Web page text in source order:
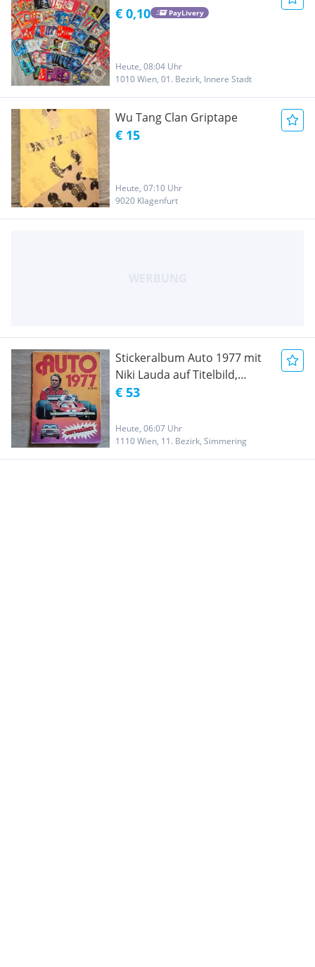
€ 0,10 PayLivery
Heute, 08:04 Uhr
1010 Wien, 01. Bezirk, Innere Stadt
Wu Tang Clan Griptape
€ 15
Heute, 07:10 Uhr
9020 Klagenfurt
Stickeralbum Auto 1977 mit
Niki Lauda auf Titelbild,
Motorräder - Sammelalbum
€ 53
Heute, 06:07 Uhr
1110 Wien, 11. Bezirk, Simmering